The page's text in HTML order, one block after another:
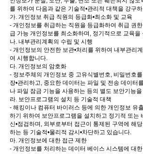
를 위하여 다음과 같은 기술적•관리적 대책을 강구
가. 개인정보 취급 직원의 등급화•최소화 및 교육
- 개인정보를 취급하는 직원을 등급화하여 취급 권
급 가능 개인정보를 최소화하며, 정기적으로 교육을
나. 내부관리계획의 수립 및 시행
- 개인정보의 안전한 보관•처리를 위하여 내부관리
여 시행합니다.
다. 개인정보의 암호화
- 정보주체의 개인정보 중 고유식별번호, 비밀번호
장•관리하고, 중요한 데이터는 파일 및 전송 데이터
나 파일 잠금 기능을 사용하는 등의 별도 보안기능
라. 보안프로그램의 설치 등 기술적 대책
- 해킹이나 컴퓨터 바이러스 등에 의한 개인정보 유
하기 위하여 보안프로그램을 설치하고 정기적 또는
신•점검하며, 외부로부터 접근이 통제된 구역에 해
하는 등 기술적•물리적 감시•차단하고 있습니다.
마. 개인정보에 대한 접근 제한
- 개인정보를 처리하는 데이터 베이스 시스템에 대